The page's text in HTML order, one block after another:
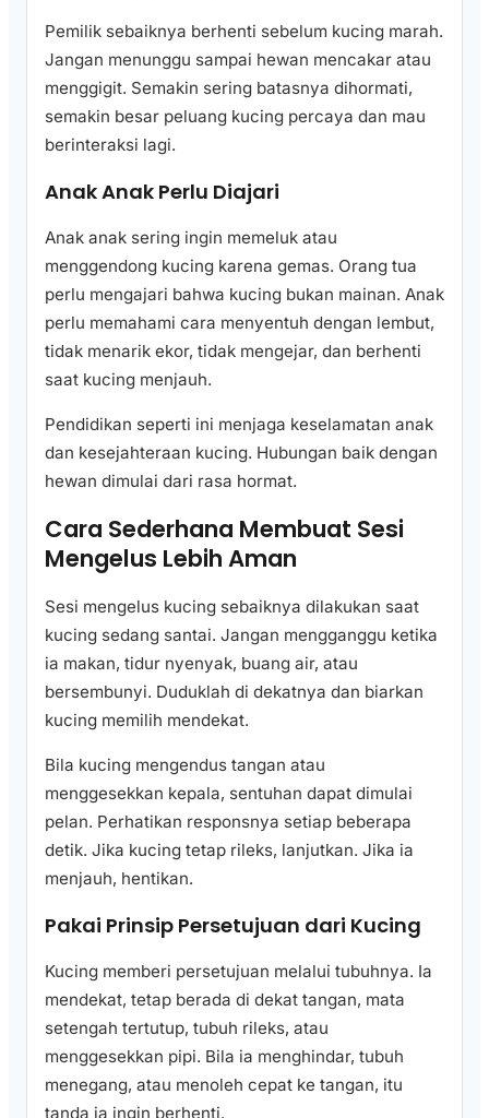
Pemilik sebaiknya berhenti sebelum kucing marah.
Jangan menunggu sampai hewan mencakar atau
menggigit. Semakin sering batasnya dihormati,
semakin besar peluang kucing percaya dan mau
berinteraksi lagi.
Anak Anak Perlu Diajari
Anak anak sering ingin memeluk atau
menggendong kucing karena gemas. Orang tua
perlu mengajari bahwa kucing bukan mainan. Anak
perlu memahami cara menyentuh dengan lembut,
tidak menarik ekor, tidak mengejar, dan berhenti
saat kucing menjauh.
Pendidikan seperti ini menjaga keselamatan anak
dan kesejahteraan kucing. Hubungan baik dengan
hewan dimulai dari rasa hormat.
Cara Sederhana Membuat Sesi
Mengelus Lebih Aman
Sesi mengelus kucing sebaiknya dilakukan saat
kucing sedang santai. Jangan mengganggu ketika
ia makan, tidur nyenyak, buang air, atau
bersembunyi. Duduklah di dekatnya dan biarkan
kucing memilih mendekat.
Bila kucing mengendus tangan atau
menggesekkan kepala, sentuhan dapat dimulai
pelan. Perhatikan responsnya setiap beberapa
detik. Jika kucing tetap rileks, lanjutkan. Jika ia
menjauh, hentikan.
Pakai Prinsip Persetujuan dari Kucing
Kucing memberi persetujuan melalui tubuhnya. Ia
mendekat, tetap berada di dekat tangan, mata
setengah tertutup, tubuh rileks, atau
menggesekkan pipi. Bila ia menghindar, tubuh
menegang, atau menoleh cepat ke tangan, itu
tanda ia ingin berhenti.